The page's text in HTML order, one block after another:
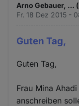
Arno Gebauer, …
Fr. 18 Dez 2015 -
Guten Tag,
Guten Tag,
Frau Mina
anschreiben